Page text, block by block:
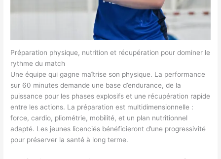
Préparation physique, nutrition et récupération pour dominer le
rythme du match
Une équipe qui gagne maîtrise son physique. La performance
sur 60 minutes demande une base d’endurance, de la
puissance pour les phases explosifs et une récupération rapide
entre les actions. La préparation est multidimensionnelle :
force, cardio, pliométrie, mobilité, et un plan nutritionnel
adapté. Les jeunes licenciés bénéficieront d’une progressivité
pour préserver la santé à long terme.